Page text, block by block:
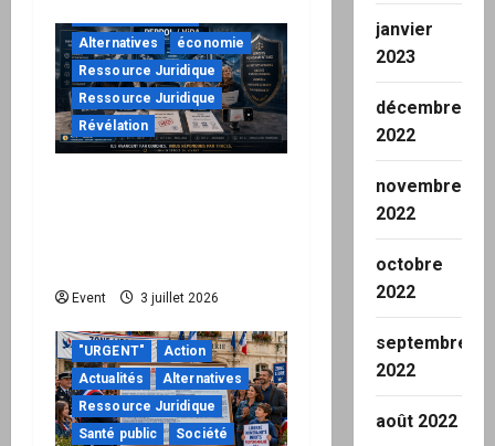
Alternatives
économie
Ressource Juridique
Ressource Juridique
Révélation
Event 3 juillet 2026
"URGENT"
Action
Actualités
Alternatives
Ressource Juridique
Santé public
Société
janvier
2023
décembre
2022
novembre
2022
octobre
2022
septembre
2022
août 2022